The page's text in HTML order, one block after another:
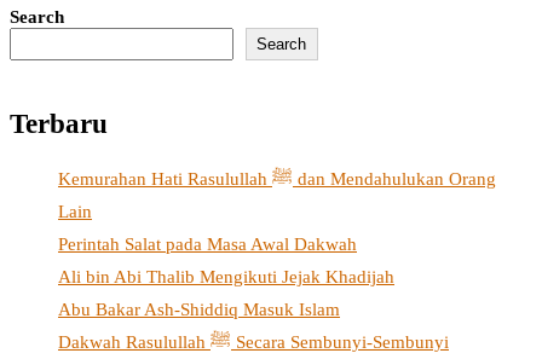
Search
Search
Terbaru
Kemurahan Hati Rasulullah ﷺ dan Mendahulukan Orang
Lain
Perintah Salat pada Masa Awal Dakwah
Ali bin Abi Thalib Mengikuti Jejak Khadijah
Abu Bakar Ash-Shiddiq Masuk Islam
Dakwah Rasulullah ﷺ Secara Sembunyi-Sembunyi